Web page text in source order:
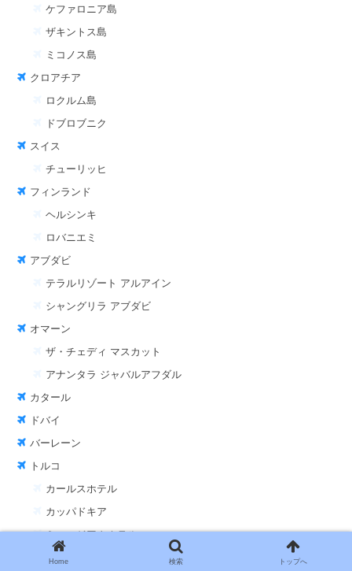
ケファロニア島
ザキントス島
ミコノス島
クロアチア
ロクルム島
ドブロブニク
スイス
チューリッヒ
フィンランド
ヘルシンキ
ロバニエミ
アブダビ
テラルリゾート アルアイン
シャングリラ アブダビ
オマーン
ザ・チェディ マスカット
アナンタラ ジャバルアフダル
カタール
ドバイ
バーレーン
トルコ
カールスホテル
カッパドキア
ミュージアムホテル
オセアニア
Home 検索 トップへ